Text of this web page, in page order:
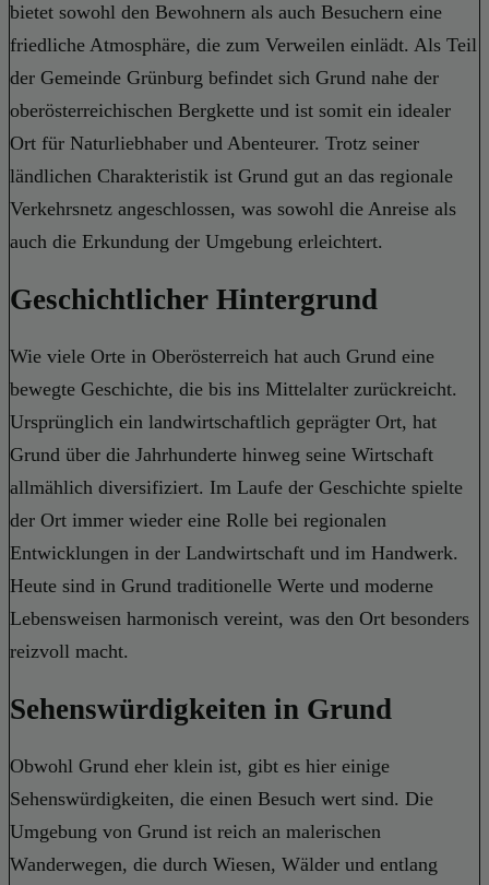
bietet sowohl den Bewohnern als auch Besuchern eine
friedliche Atmosphäre, die zum Verweilen einlädt. Als Teil
der Gemeinde Grünburg befindet sich Grund nahe der
oberösterreichischen Bergkette und ist somit ein idealer
Ort für Naturliebhaber und Abenteurer. Trotz seiner
ländlichen Charakteristik ist Grund gut an das regionale
Verkehrsnetz angeschlossen, was sowohl die Anreise als
auch die Erkundung der Umgebung erleichtert.
Geschichtlicher Hintergrund
Wie viele Orte in Oberösterreich hat auch Grund eine
bewegte Geschichte, die bis ins Mittelalter zurückreicht.
Ursprünglich ein landwirtschaftlich geprägter Ort, hat
Grund über die Jahrhunderte hinweg seine Wirtschaft
allmählich diversifiziert. Im Laufe der Geschichte spielte
der Ort immer wieder eine Rolle bei regionalen
Entwicklungen in der Landwirtschaft und im Handwerk.
Heute sind in Grund traditionelle Werte und moderne
Lebensweisen harmonisch vereint, was den Ort besonders
reizvoll macht.
Sehenswürdigkeiten in Grund
Obwohl Grund eher klein ist, gibt es hier einige
Sehenswürdigkeiten, die einen Besuch wert sind. Die
Umgebung von Grund ist reich an malerischen
Wanderwegen, die durch Wiesen, Wälder und entlang